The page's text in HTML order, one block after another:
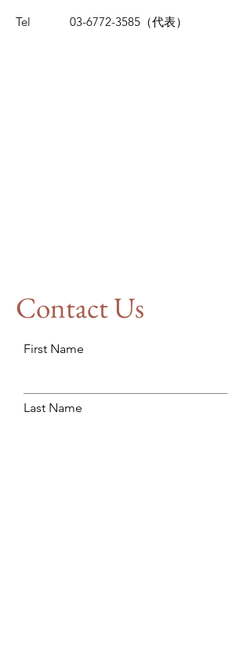
Tel 03-6772-3585 （代表）
Contact Us
First Name
Last Name